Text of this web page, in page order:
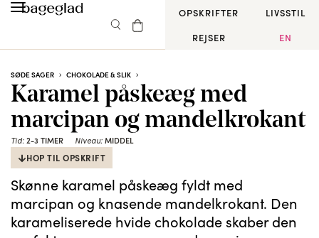
OPSKRIFTER
LIVSSTIL
REJSER
EN
SØDE SAGER CHOKOLADE & SLIK
Karamel påskeæg med
marcipan og mandelkrokant
Tid: 2-3 TIMER Niveau: MIDDEL
HOP TIL OPSKRIFT
Skønne karamel påskeæg fyldt med
marcipan og knasende mandelkrokant. Den
karameliserede hvide chokolade skaber den